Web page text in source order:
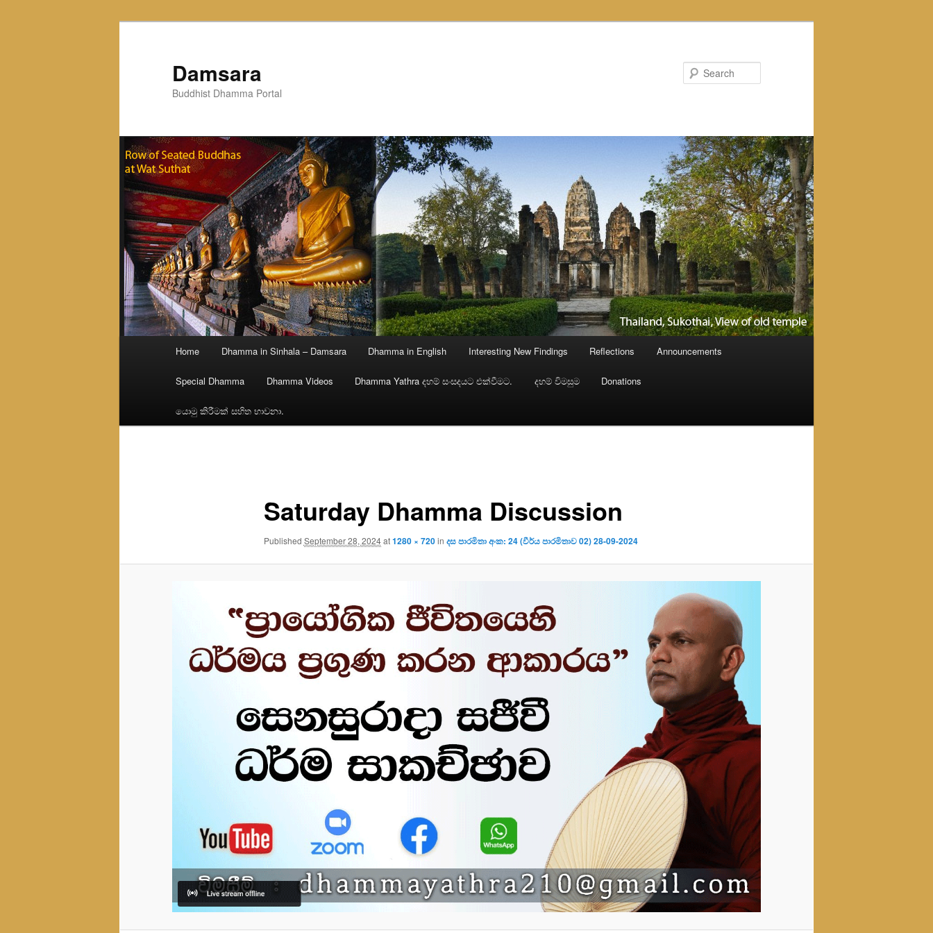
Damsara
Buddhist Dhamma Portal
Home Dhamma in Sinhala – Damsara Dhamma in English Interesting New Findings Reflections Announcements
Special Dhamma Dhamma Videos Dhamma Yathra දහම් සංසදයට එක්වීමට. දහම් විමසුම Donations
යොමු කිරීමක් සහිත භාවනා.
Saturday Dhamma Discussion
Published September 28, 2024at1280 × 720in දස පාරමිතා අංක: 24 (වීර්ය පාරමිතාව 02) 28-09-2024